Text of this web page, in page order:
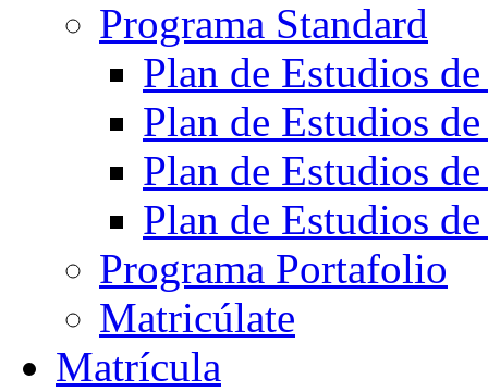
Programa Standard
Plan de Estudios de
Plan de Estudios de
Plan de Estudios de
Plan de Estudios de
Programa Portafolio
Matricúlate
Matrícula